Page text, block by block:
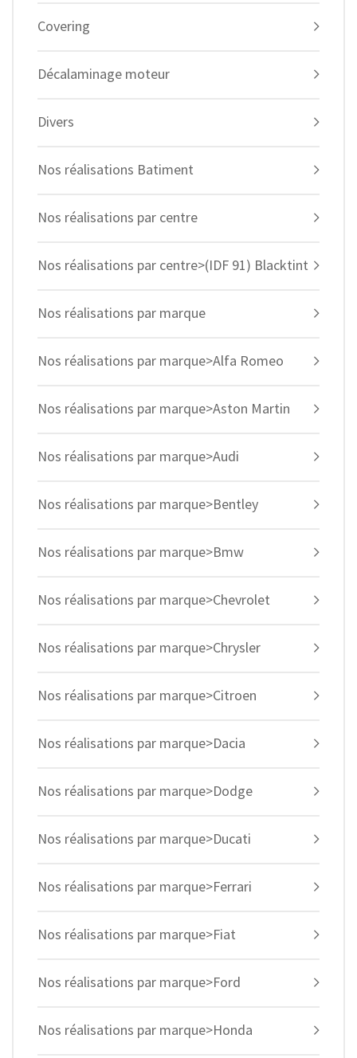
Covering
Décalaminage moteur
Divers
Nos réalisations Batiment
Nos réalisations par centre
Nos réalisations par centre>(IDF 91) Blacktint
Nos réalisations par marque
Nos réalisations par marque>Alfa Romeo
Nos réalisations par marque>Aston Martin
Nos réalisations par marque>Audi
Nos réalisations par marque>Bentley
Nos réalisations par marque>Bmw
Nos réalisations par marque>Chevrolet
Nos réalisations par marque>Chrysler
Nos réalisations par marque>Citroen
Nos réalisations par marque>Dacia
Nos réalisations par marque>Dodge
Nos réalisations par marque>Ducati
Nos réalisations par marque>Ferrari
Nos réalisations par marque>Fiat
Nos réalisations par marque>Ford
Nos réalisations par marque>Honda